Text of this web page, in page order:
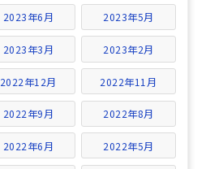
2023年6月 2023年5月
2023年3月 2023年2月
2022年12月 2022年11月
2022年9月 2022年8月
2022年6月 2022年5月